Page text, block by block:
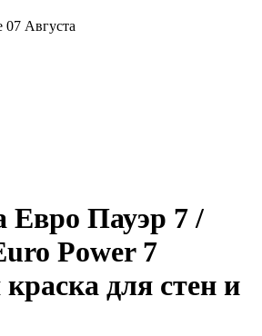
07 Августа
Евро Пауэр 7 /
Power 7
для стен и